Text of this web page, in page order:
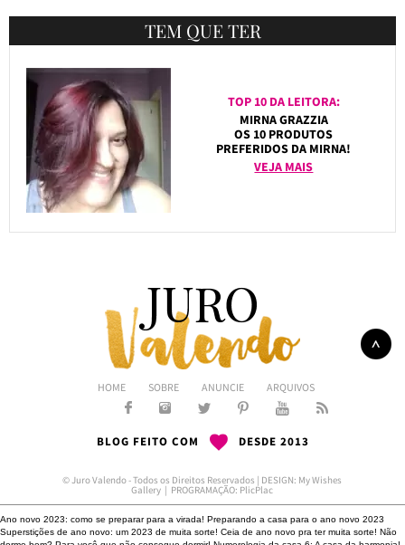
TEM QUE TER
TOP 10 DA LEITORA:
MIRNA GRAZZIA
OS 10 PRODUTOS
PREFERIDOS DA MIRNA!
VEJA MAIS
HOME SOBRE ANUNCIE ARQUIVOS
BLOG FEITO COM DESDE 2013
© Juro Valendo - Todos os Direitos Reservados | DESIGN: My Wishes
Gallery | PROGRAMAÇÃO: PlicPlac
Ano novo 2023: como se preparar para a virada! Preparando a casa para o ano novo 2023
Superstições de ano novo: um 2023 de muita sorte! Ceia de ano novo pra ter muita sorte! Não